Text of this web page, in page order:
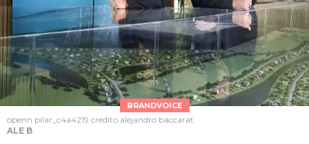
BRANDVOICE
openn pilar_c4a4219 credito alejandro baccarat
ALE B